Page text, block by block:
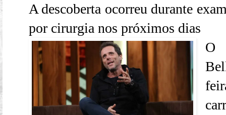
A descoberta ocorreu durante
por cirurgia nos próximos dias
O